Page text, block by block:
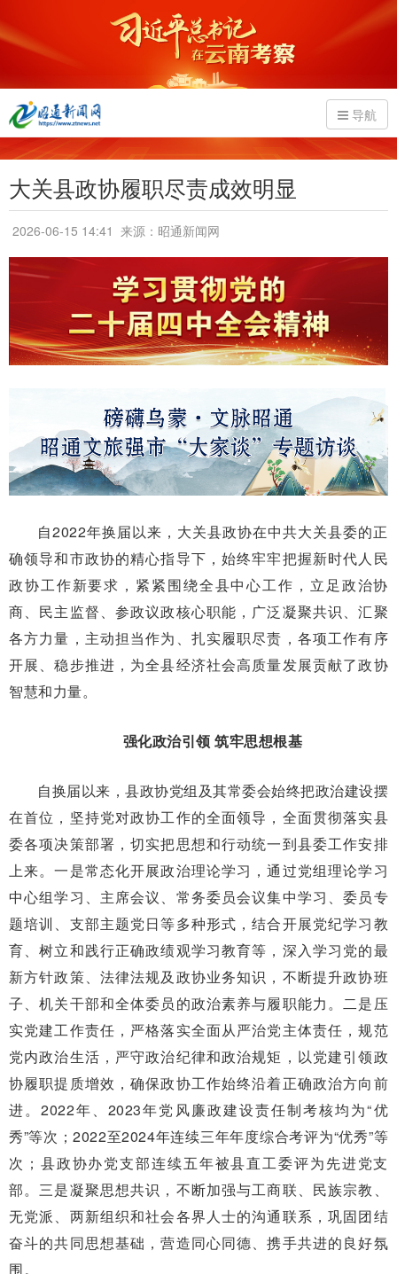
导航
大关县政协履职尽责成效明显
2026-06-15 14:41 来源：昭通新闻网
自2022年换届以来，大关县政协在中共大关县委的正
确领导和市政协的精心指导下，始终牢牢把握新时代人民
政协工作新要求，紧紧围绕全县中心工作，立足政治协
商、民主监督、参政议政核心职能，广泛凝聚共识、汇聚
各方力量，主动担当作为、扎实履职尽责，各项工作有序
开展、稳步推进，为全县经济社会高质量发展贡献了政协
智慧和力量。
强化政治引领 筑牢思想根基
自换届以来，县政协党组及其常委会始终把政治建设摆
在首位，坚持党对政协工作的全面领导，全面贯彻落实县
委各项决策部署，切实把思想和行动统一到县委工作安排
上来。一是常态化开展政治理论学习，通过党组理论学习
中心组学习、主席会议、常务委员会议集中学习、委员专
题培训、支部主题党日等多种形式，结合开展党纪学习教
育、树立和践行正确政绩观学习教育等，深入学习党的最
新方针政策、法律法规及政协业务知识，不断提升政协班
子、机关干部和全体委员的政治素养与履职能力。二是压
实党建工作责任，严格落实全面从严治党主体责任，规范
党内政治生活，严守政治纪律和政治规矩，以党建引领政
协履职提质增效，确保政协工作始终沿着正确政治方向前
进。2022年、2023年党风廉政建设责任制考核均为“优
秀”等次；2022至2024年连续三年年度综合考评为“优秀”等
次；县政协办党支部连续五年被县直工委评为先进党支
部。三是凝聚思想共识，不断加强与工商联、民族宗教、
无党派、两新组织和社会各界人士的沟通联系，巩固团结
奋斗的共同思想基础，营造同心同德、携手共进的良好氛
围。